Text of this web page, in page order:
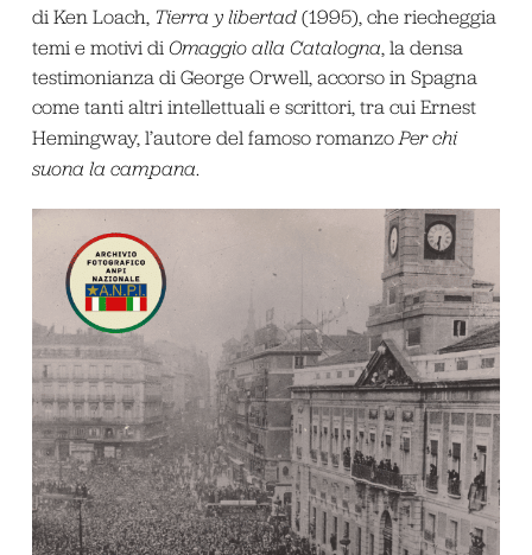
di Ken Loach, Tierra y libertad (1995), che riecheggia
temi e motivi di Omaggio alla Catalogna, la densa
testimonianza di George Orwell, accorso in Spagna
come tanti altri intellettuali e scrittori, tra cui Ernest
Hemingway, l’autore del famoso romanzoPer chi
suona la campana.